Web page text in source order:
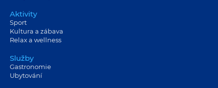
Aktivity
Sport
Kultura a zábava
Relax a wellness
Služby
Gastronomie
Ubytování